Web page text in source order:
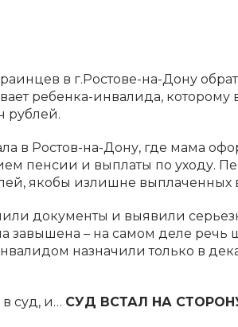
в г.Ростове-на-Дону
ребенка-инвалида,
рублей.
в Ростов-на-Дону, где мама
пенсии и выплаты по уходу.
якобы излишне выплаченных
документы и выявили
завышена – на самом деле речь
назначили только в
суд, и… СУД ВСТАЛ НА